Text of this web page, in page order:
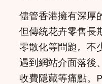
儘管香港擁有深厚
但傳統花卉零售長
零散化等問題。不
遇到網站介面落後
收費隱藏等痛點。